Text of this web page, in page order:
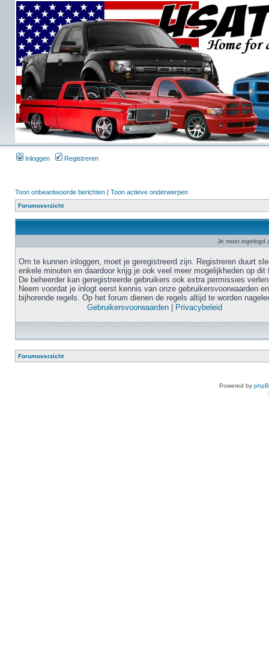
Inloggen Registreren
Toon onbeantwoorde berichten | Toon actieve onderwerpen
Forumoverzicht
Je moet ingelogd
Om te kunnen inloggen, moet je geregistreerd zijn. Registreren duurt
enkele minuten en daardoor krijg je ook veel meer mogelijkheden op dit
De beheerder kan geregistreerde gebruikers ook extra permissies
Neem voordat je inlogt eerst kennis van onze gebruikersvoorwaarden en
bijhorende regels. Op het forum dienen de regels altijd te worden
Gebruikersvoorwaarden
Privacybeleid
Forumoverzicht
Powered by